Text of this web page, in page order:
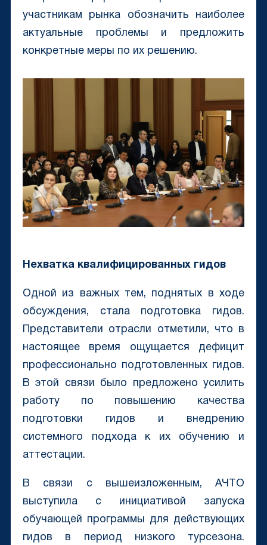
участникам рынка обозначить наиболее
актуальные проблемы и предложить
конкретные меры по их решению.
Нехватка квалифицированных гидов
Одной из важных тем, поднятых в ходе
обсуждения, стала подготовка гидов.
Представители отрасли отметили, что в
настоящее время ощущается дефицит
профессионально подготовленных гидов.
В этой связи было предложено усилить
работу по повышению качества
подготовки гидов и внедрению
системного подхода к их обучению и
аттестации.
В связи с вышеизложенным, АЧТО
выступила с инициативой запуска
обучающей программы для действующих
гидов в период низкого турсезона.